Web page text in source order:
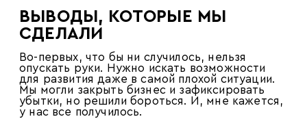
ВЫВОДЫ, КОТОРЫЕ МЫ
СДЕЛАЛИ
Во-первых, что бы ни случилось, нельзя
опускать руки. Нужно искать возможности
для развития даже в самой плохой ситуации.
Мы могли закрыть бизнес и зафиксировать
убытки, но решили бороться. И, мне кажется,
у нас все получилось.